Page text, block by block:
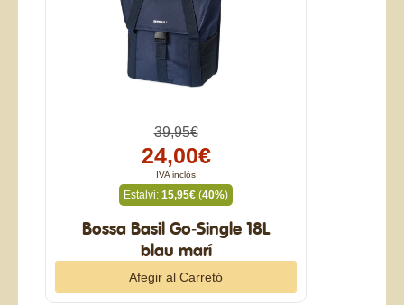
39,95€
24,00€
IVA inclòs
Estalvi: 15,95€ (40%)
Bossa Basil Go-Single 18L
blau marí